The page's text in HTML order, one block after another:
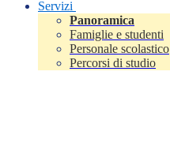
Servizi
Panoramica
Famiglie e studenti
Personale scolastico
Percorsi di studio